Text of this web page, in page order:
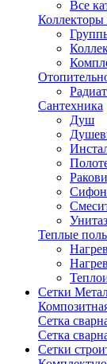
Все
Сантехника
Душ
Теплые
Сетки
Сетка
Сетка
Сетки